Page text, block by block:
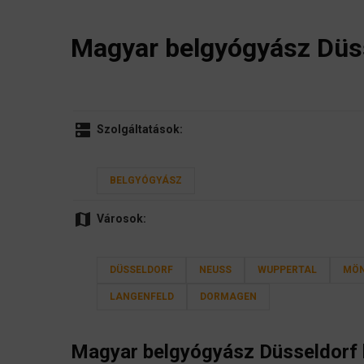
Magyar belgyógyász
dns Szolgáltatások:
BELGYÓGYÁSZ
map Városok:
DÜSSELDORF NEUSS WUPPERTAL
LANGENFELD DORMAGEN
Magyar belgyógyász Düsseldorf